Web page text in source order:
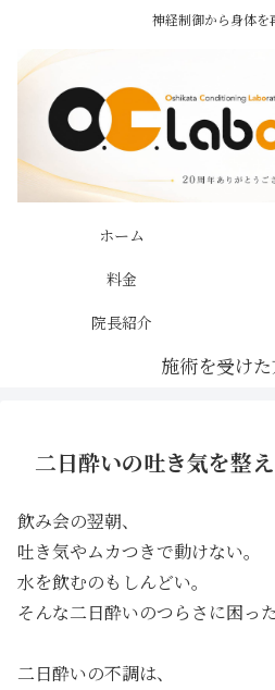
神経制御から身体を
ホーム
料金
院長紹介
二日酔いの吐き気を整
飲み会の翌朝、
吐き気やムカつきで動けない。
水を飲むのもしんどい。
そんな二日酔いのつらさに困っ
二日酔いの不調は、